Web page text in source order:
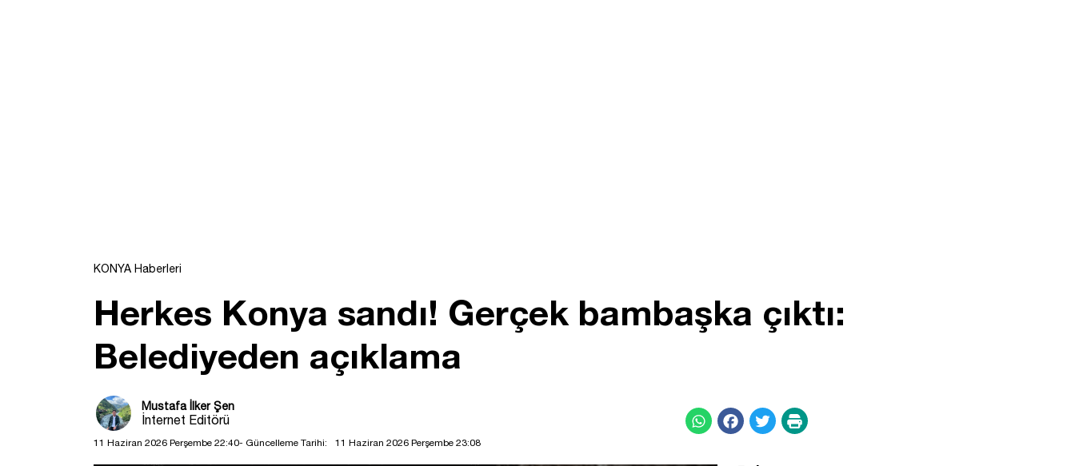
KONYA Haberleri
Herkes Konya sandı! Gerçek bambaşka çıktı:
Belediyeden açıklama
Mustafa İlker Şen
İnternet Editörü
11 Haziran 2026 Perşembe 22:40- Güncelleme Tarihi: 11 Haziran 2026 Perşembe 23:08